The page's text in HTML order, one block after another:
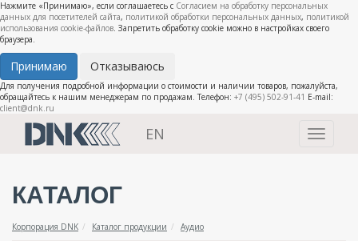
Нажмите «Принимаю», если соглашаетесь с Согласием на обработку персональных
данных для посетителей сайта, политикой обработки персональных данных, политикой
использования cookie-файлов. Запретить обработку cookie можно в настройках своего
браузера.
Принимаю Отказываюсь
Для получения подробной информации о стоимости и наличии товаров, пожалуйста,
обращайтесь к нашим менеджерам по продажам. Телефон: +7 (495) 502-91-41 E-mail:
client@dnk.ru
Toggle
EN
КАТАЛОГ
Корпорация DNK Каталог продукции Аудио